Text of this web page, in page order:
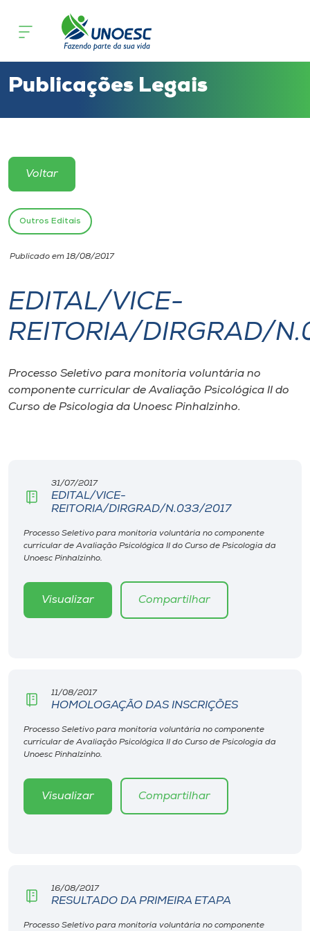
Cursos
Atendimento ao Estudante
Portal de Ensino
Unoesc
Internacionalização
I.nova
Diplomados
Biblioteca
Editora
Rádio
Selecione
Publicações Legais
Voltar
Outros Editais
Publicado em 18/08/2017
EDITAL/VICE-
REITORIA/DIRGRAD/
Processo Seletivo para monitoria voluntária no
componente curricular de Avaliação Psicológica II do
Curso de Psicologia da Unoesc Pinhalzinho.
31/07/2017
EDITAL/VICE-
REITORIA/DIRGRAD/N.033/2017
Processo Seletivo para monitoria voluntária no componente
curricular de Avaliação Psicológica II do Curso de Psicologia da
Unoesc Pinhalzinho.
Visualizar Compartilhar
11/08/2017
HOMOLOGAÇÃO DAS INSCRIÇÕES
Processo Seletivo para monitoria voluntária no componente
curricular de Avaliação Psicológica II do Curso de Psicologia da
Unoesc Pinhalzinho.
Visualizar Compartilhar
16/08/2017
RESULTADO DA PRIMEIRA ETAPA
Processo Seletivo para monitoria voluntária no componente